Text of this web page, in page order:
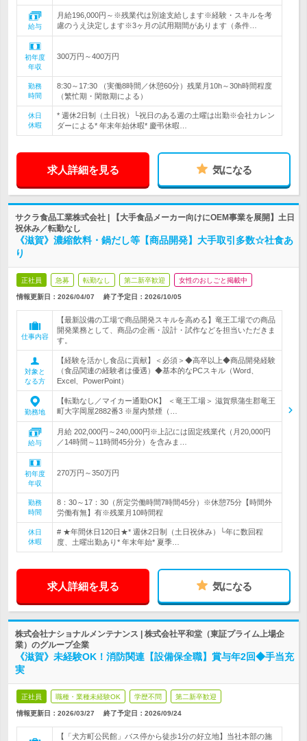
給与
月給196,000円～※残業代は別途支給します※経験・スキルを考
慮のうえ決定します※3ヶ月の試用期間があります（条件…
初年度
年収
300万円～400万円
勤務
時間
8:30～17:30 （実働8時間／休憩60分）残業月10h～30h時間程度
（繁忙期・閑散期による）
休日
休暇
* 週休2日制（土日祝）└祝日のある週の土曜は出勤※会社カレン
ダーによる* 年末年始休暇* 慶弔休暇…
求人詳細を見る 気になる
サクラ食品工業株式会社 | 【大手食品メーカー向けにOEM事業を展開】土日
祝休み／転勤なし
《滋賀》濃縮飲料・鍋だし等【商品開発】大手取引多数☆社食あ
り
正社員 急募 転勤なし 第二新卒歓迎 女性のおしごと掲載中
情報更新日：2026/04/07 終了予定日： 2026/10/05
仕事内容
【最新設備の工場で商品開発スキルを高める】竜王工場での商品
開発業務として、商品の企画・設計・試作などを担当いただきま
す。
対象と
なる方
【経験を活かし食品に貢献】＜必須＞◆高卒以上◆商品開発経験
（食品関連の経験者は優遇）◆基本的なPCスキル（Word、
Excel、PowerPoint）
勤務地
【転勤なし／マイカー通勤OK】 ＜竜王工場＞ 滋賀県蒲生郡竜王
町大字岡屋2882番3 ※屋内禁煙（…
給与
月給 202,000円～240,000円※上記には固定残業代（月20,000円
／14時間～11時間45分分）を含みま…
初年度
年収
270万円～350万円
勤務
時間
8：30～17：30（所定労働時間7時間45分）※休憩75分【時間外
労働有無】有※残業月10時間程
休日
休暇
# ★年間休日120日★* 週休2日制（土日祝休み）└年に数回程
度、土曜出勤あり* 年末年始* 夏季…
求人詳細を見る 気になる
株式会社ナショナルメンテナンス | 株式会社平和堂（東証プライム上場企
業）のグループ企業
《滋賀》未経験OK！消防関連【設備保全職】賞与年2回◆手当充
実
正社員 職種・業種未経験OK 学歴不問 第二新卒歓迎
情報更新日：2026/03/27 終了予定日： 2026/09/24
【「犬方町公民館」バス停から徒歩1分の好立地】当社本部の施